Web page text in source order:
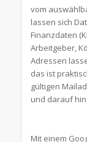
vom
lassen sich
Finanzdaten
Arbeitgeber,
Adressen
das ist
gültigen
und darauf
Mit einem